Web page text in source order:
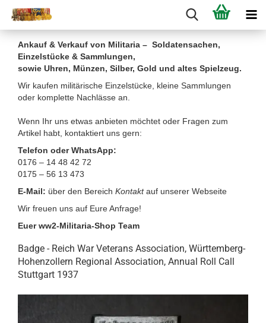
Ankauf & Verkauf von Militaria – Soldatensachen,
Einzelstücke & Sammlungen,
sowie Uhren, Münzen, Silber, Gold und altes Spielzeug.
Wir kaufen militärische Einzelstücke, kleine Sammlungen
oder komplette Nachlässe an.
Wenn Ihr uns etwas anbieten möchtet oder Fragen zum
Artikel habt, kontaktiert uns gern:
Telefon oder WhatsApp:
0176 – 14 48 42 72
0175 – 56 13 473
E-Mail: über den Bereich Kontakt auf unserer Webseite
Wir freuen uns auf Eure Anfrage!
Euer ww2-Militaria-Shop Team
Badge - Reich War Veterans Association, Württemberg-
Hohenzollern Regional Association, Annual Roll Call
Stuttgart 1937